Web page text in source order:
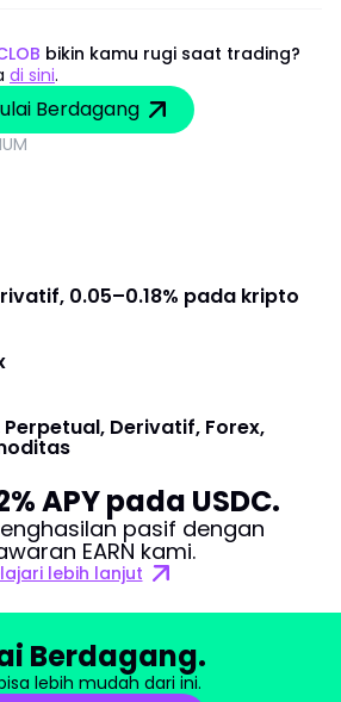
bikin kamu rugi saat trading?
di sini.
Berdagang
0.05–0.18% pada kripto
Derivatif, Forex,
APY pada USDC.
pasif dengan
EARN kami.
lebih lanjut
about earn offering
Berdagang.
lebih mudah dari ini.